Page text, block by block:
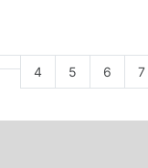
4 5 6 7